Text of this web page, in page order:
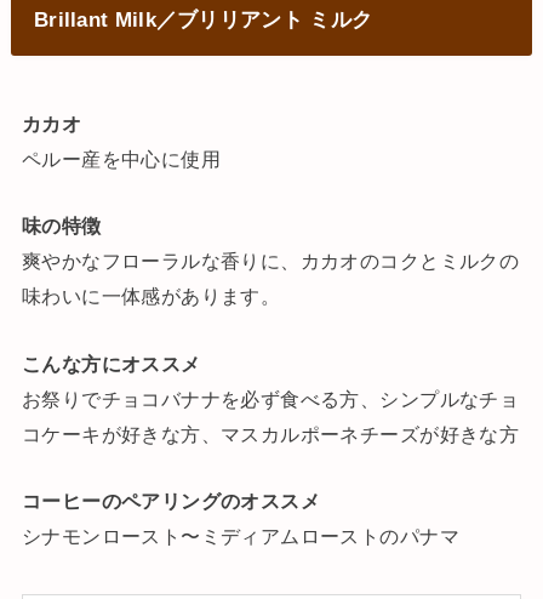
Brillant Milk／ブリリアント ミルク
カカオ
ペルー産を中心に使用
味の特徴
爽やかなフローラルな香りに、カカオのコクとミルクの
味わいに一体感があります。
こんな方にオススメ
お祭りでチョコバナナを必ず食べる方、シンプルなチョ
コケーキが好きな方、マスカルポーネチーズが好きな方
コーヒーのペアリングのオススメ
シナモンロースト〜ミディアムローストのパナマ